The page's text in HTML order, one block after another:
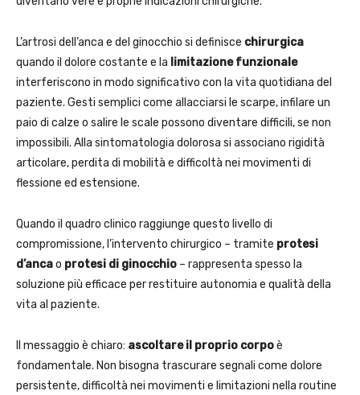
L’artrosi dell’anca e del ginocchio si definisce chirurgica
quando il dolore costante e la limitazione funzionale
interferiscono in modo significativo con la vita quotidiana del
paziente. Gesti semplici come allacciarsi le scarpe, infilare un
paio di calze o salire le scale possono diventare difficili, se non
impossibili. Alla sintomatologia dolorosa si associano rigidità
articolare, perdita di mobilità e difficoltà nei movimenti di
flessione ed estensione.
Quando il quadro clinico raggiunge questo livello di
compromissione, l’intervento chirurgico – tramite protesi
d’ancao protesi di ginocchio – rappresenta spesso la
soluzione più efficace per restituire autonomia e qualità della
vita al paziente.
Il messaggio è chiaro: ascoltare il proprio corpoè
fondamentale. Non bisogna trascurare segnali come dolore
persistente, difficoltà nei movimenti e limitazioni nella routine